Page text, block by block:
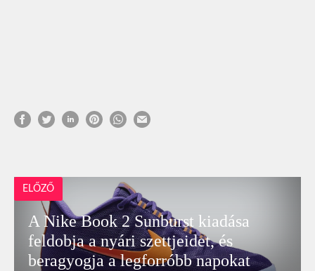
ELŐZŐ
A Nike Book 2 Sunburst kiadása
feldobja a nyári szettjeidet, és
beragyogja a legforróbb napokat